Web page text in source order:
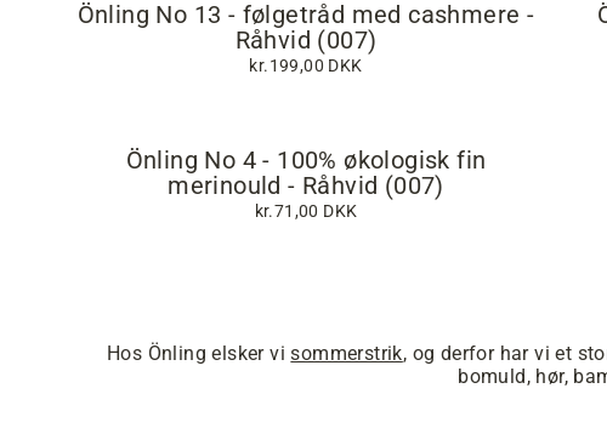
Önling No 13 - følgetråd med cashmere -
Råhvid (007)
kr.199,00 DKK
Önling No 4 - 100% økologisk fin
merinould - Råhvid (007)
kr.71,00 DKK
Hos Önling elsker visommerstrik, og derfor har vi et
bomuld, hør,